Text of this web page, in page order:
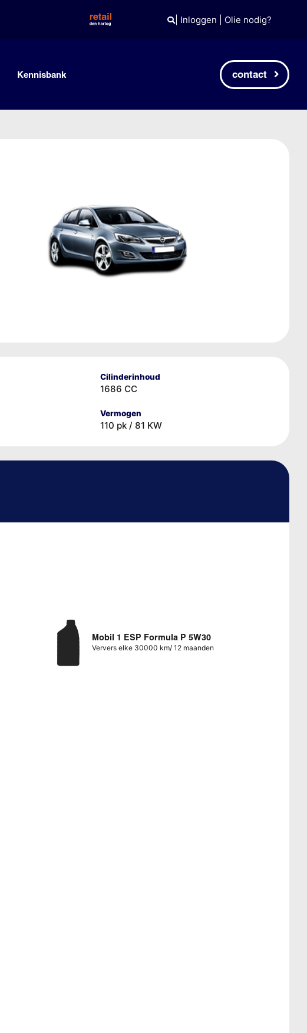
| Inloggen Olie nodig?
Kennisbank contact
Cilinderinhoud
1686 CC
Vermogen
110 pk / 81 KW
Mobil 1 ESP Formula P 5W30
Ververs elke 30000 km/ 12 maanden